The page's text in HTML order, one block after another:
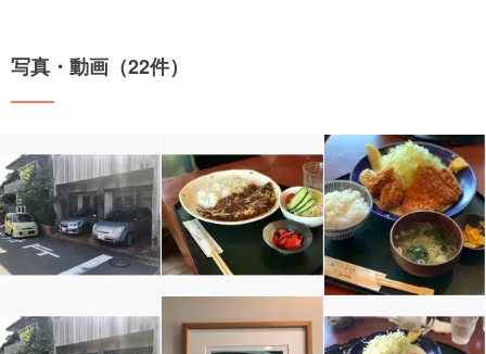
写真・動画（22件）